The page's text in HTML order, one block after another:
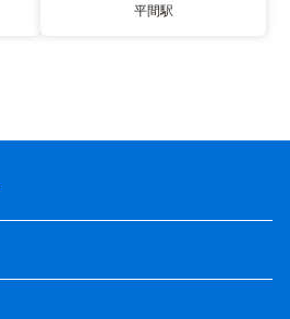
平間駅